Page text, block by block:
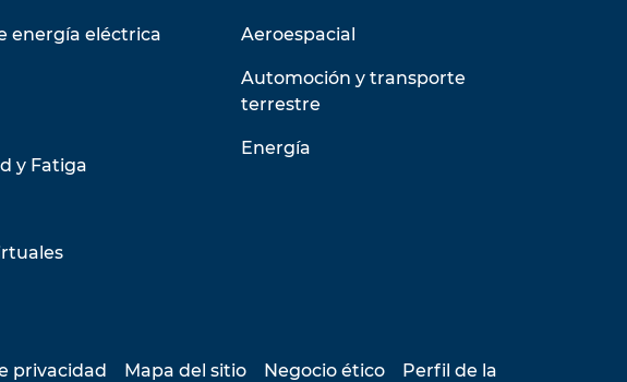
energía eléctrica
y Fatiga
Aeroespacial
Automoción y transporte
terrestre
Energía
privacidad Mapa del sitio Negocio ético
Perfil de la